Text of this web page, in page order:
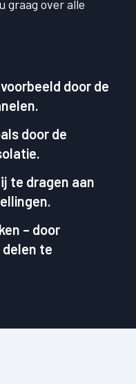
graag over alle
door de
door de
te dragen aan
– door
te